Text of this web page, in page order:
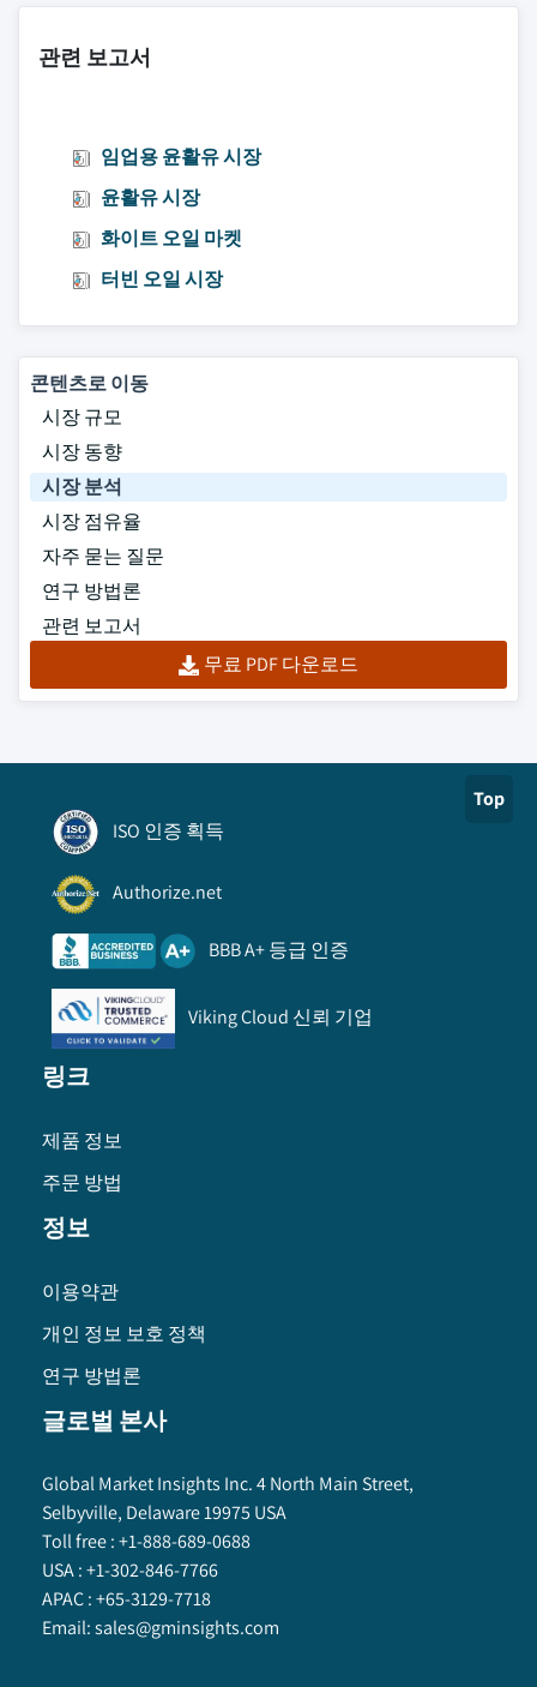
관련 보고서
임업용 윤활유 시장
윤활유 시장
화이트 오일 마켓
터빈 오일 시장
콘텐츠로 이동
시장 규모
시장 동향
시장 분석
시장 점유율
자주 묻는 질문
연구 방법론
관련 보고서
무료 PDF 다운로드
Top
ISO 인증 획득
Authorize.net
BBB A+ 등급 인증
Viking Cloud 신뢰 기업
링크
제품 정보
주문 방법
정보
이용약관
개인 정보 보호 정책
연구 방법론
글로벌 본사
Global Market Insights Inc. 4 North Main Street,
Selbyville, Delaware 19975 USA
Toll free :+1-888-689-0688
USA :+1-302-846-7766
APAC :+65-3129-7718
Email:sales@gminsights.com